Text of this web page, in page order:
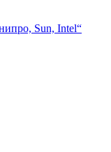
Sun, Intel“